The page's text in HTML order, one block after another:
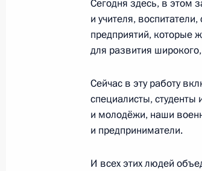
Заседание комиссии
25 декабря 2023 года, 13:20
18 декабря 2023
Заседание
и финансы»
Сегодня здесь, в этом
и учителя,
предприятий, которые
для развития
Сейчас в эту работу
специалисты,
и молодёжи, наши
и предприниматели.
И всех этих людей